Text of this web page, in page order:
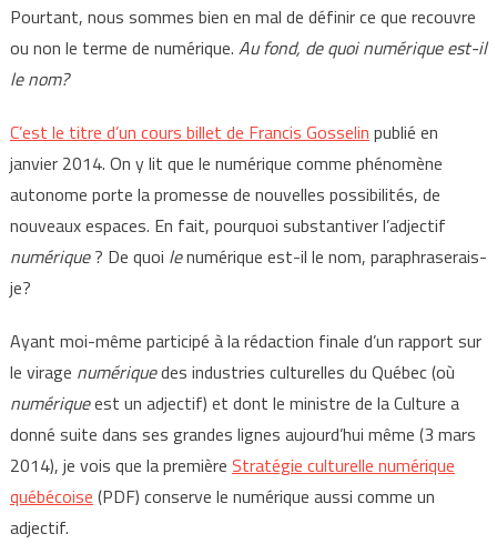
Pourtant, nous sommes bien en mal de définir ce que recouvre
ou non le terme de numérique. Au fond, de quoi numérique est-il
le nom?
C’est le titre d’un cours billet de Francis Gosselin publié en
janvier 2014. On y lit que le numérique comme phénomène
autonome porte la promesse de nouvelles possibilités, de
nouveaux espaces. En fait, pourquoi substantiver l’adjectif
numérique? De quoi lenumérique est-il le nom, paraphraserais-
je?
Ayant moi-même participé à la rédaction finale d’un rapport sur
le virage numériquedes industries culturelles du Québec (où
numériqueest un adjectif) et dont le ministre de la Culture a
donné suite dans ses grandes lignes aujourd’hui même (3 mars
2014), je vois que la première Stratégie culturelle numérique
québécoise (PDF) conserve le numérique aussi comme un
adjectif.